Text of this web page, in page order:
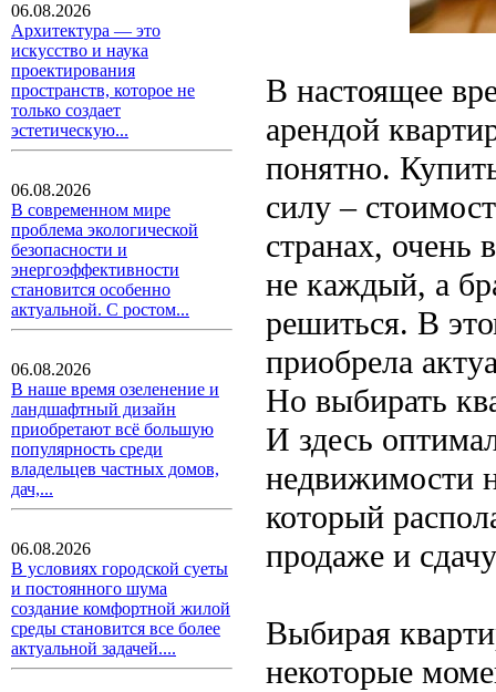
06.08.2026
Архитектура — это
искусство и наука
проектирования
пространств, которое не
только создает
эстетическую...
06.08.2026
В современном мире
проблема экологической
безопасности и
энергоэффективности
становится особенно
актуальной. С ростом...
06.08.2026
В наше время озеленение и
ландшафтный дизайн
приобретают всё большую
популярность среди
владельцев частных домов,
дач,...
06.08.2026
В условиях городской суеты
и постоянного шума
создание комфортной жилой
среды становится все более
актуальной задачей....
В настоящее
арендой
понятно.
силу –
странах, очень
не каждый, а
решиться. В
приобрела
Но выбирать
И здесь
недвижимости
который
продаже и
Выбирая
некоторые